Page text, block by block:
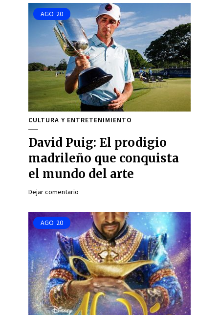
AGO 20
CULTURA Y ENTRETENIMIENTO
David Puig: El prodigio
madrileño que conquista
el mundo del arte
Dejar comentario
AGO 20